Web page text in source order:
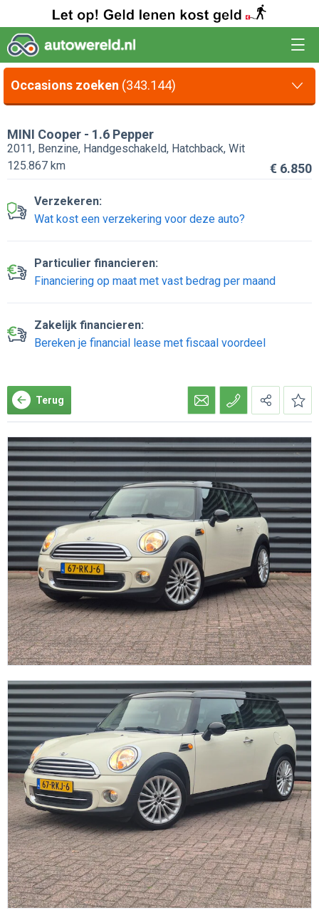
Occasions zoeken (343.144)
MINI Cooper - 1.6 Pepper
2011, Benzine, Handgeschakeld, Hatchback, Wit
€ 6.850
125.867 km
Verzekeren:
Wat kost een verzekering voor deze auto?
Particulier financieren:
Financiering op maat met vast bedrag per maand
Zakelijk financieren:
Bereken je financial lease met fiscaal voordeel
Terug